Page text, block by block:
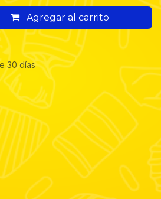
Agregar al carrito
30 días